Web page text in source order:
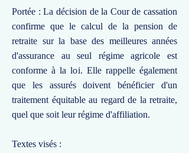
Portée : La décision de la Cour de cassation
confirme que le calcul de la pension de
retraite sur la base des meilleures années
d'assurance au seul régime agricole est
conforme à la loi. Elle rappelle également
que les assurés doivent bénéficier d'un
traitement équitable au regard de la retraite,
quel que soit leur régime d'affiliation.
Textes visés :